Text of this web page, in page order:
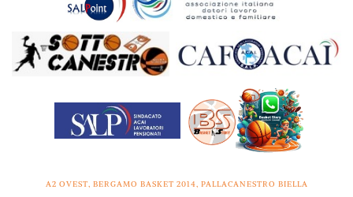
A2 OVEST, BERGAMO BASKET 2014, PALLACANESTRO BIELLA